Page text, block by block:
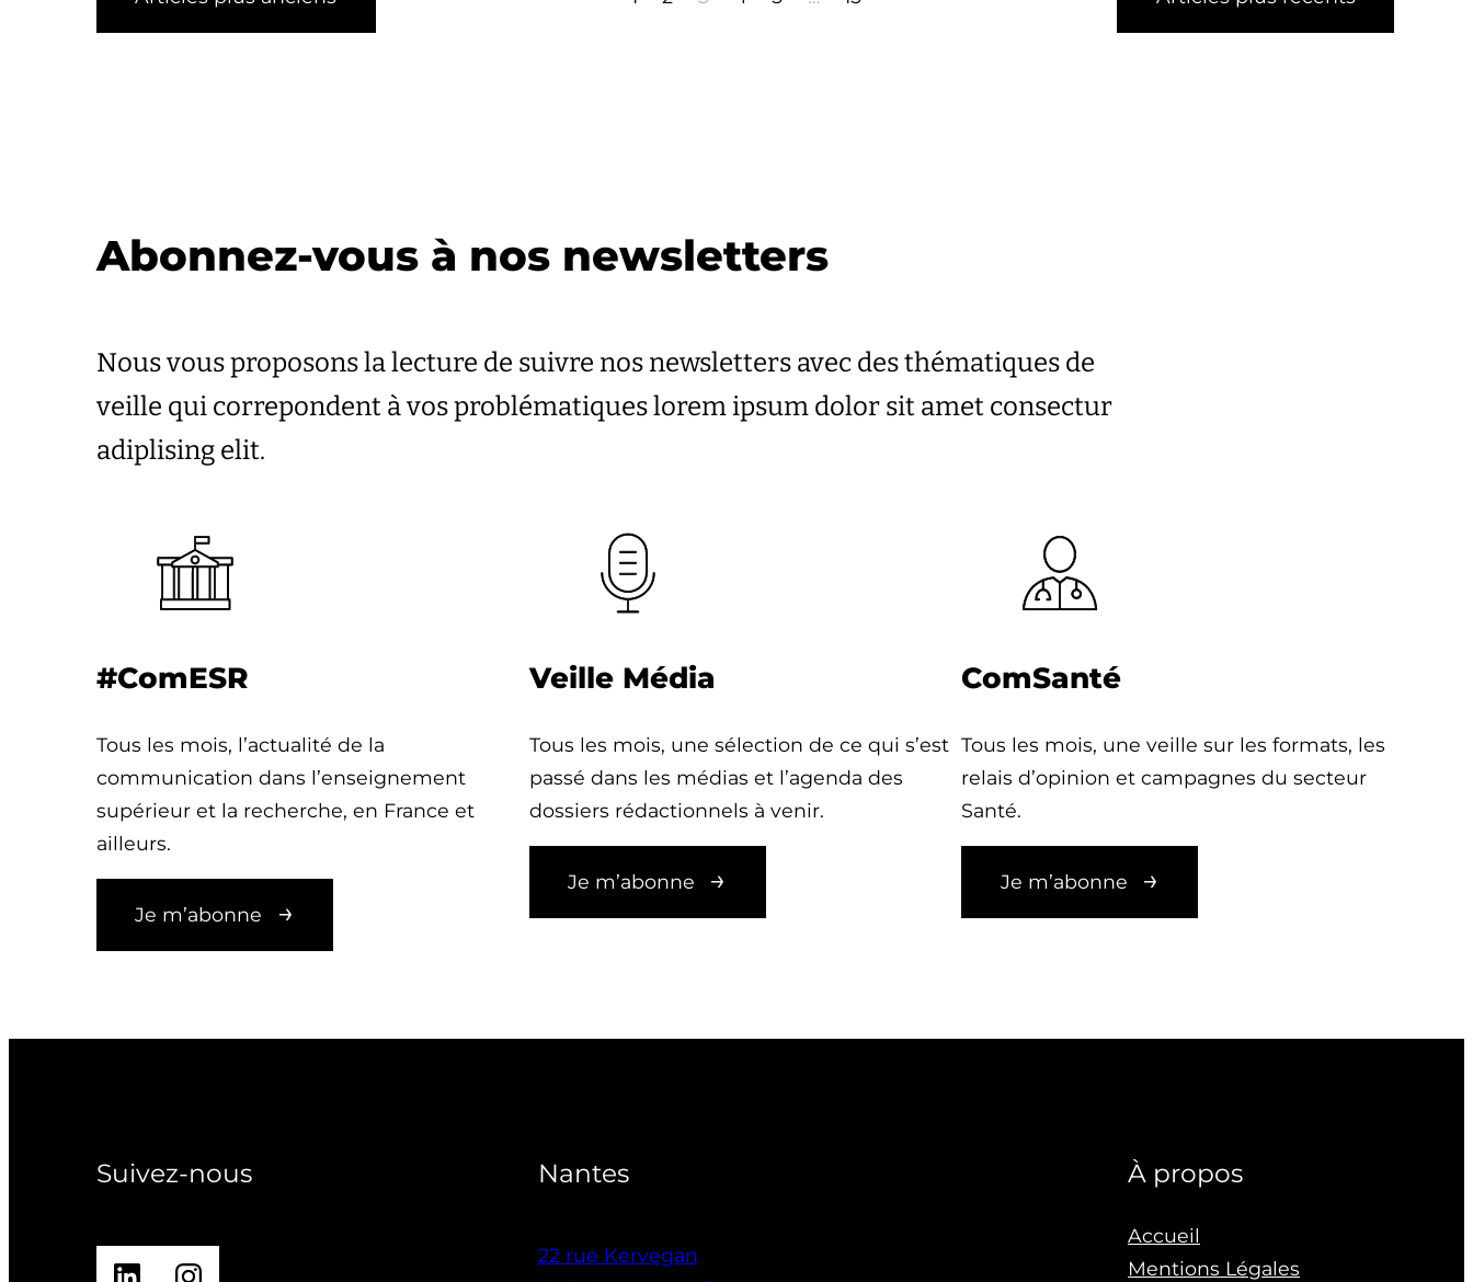
Abonnez-vous à nos newsletters
Nous vous proposons la lecture de suivre nos newsletters avec des thématiques de
veille qui correpondent à vos problématiques lorem ipsum dolor sit amet consectur
adiplising elit.
#ComESR
Tous les mois, l’actualité de la
communication dans l’enseignement
supérieur et la recherche, en France et
ailleurs.
Je m’abonne
Veille Média
Tous les mois, une sélection de ce qui s’est
passé dans les médias et l’agenda des
dossiers rédactionnels à venir.
Je m’abonne
ComSanté
Tous les mois, une veille sur les formats, les
relais d’opinion et campagnes du secteur
Santé.
Je m’abonne
Suivez-nous
LinkedInInstagram
Nantes
22 rue Kervegan
À propos
Accueil
Mentions Légales